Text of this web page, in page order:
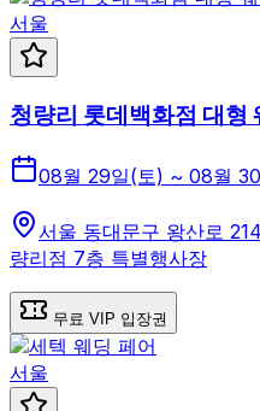
서울
청량리 롯데백화점 대형
08월 29일(토) ~ 08월
서울 동대문구 왕산로
량리점 7층 특별행사장
무료 VIP 입장권
서울